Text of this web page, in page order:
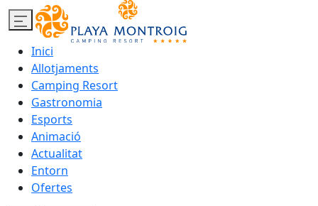
Inici
Allotjaments
Camping Resort
Gastronomia
Esports
Animació
Actualitat
Entorn
Ofertes